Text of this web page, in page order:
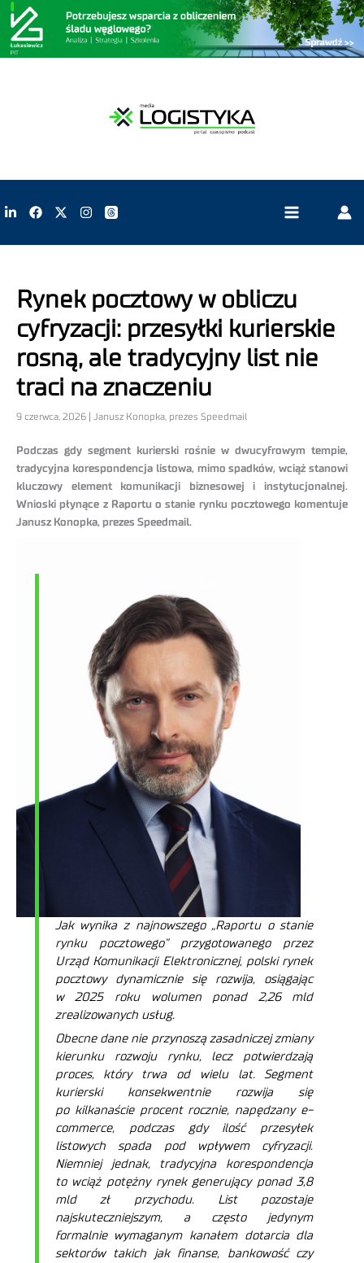
Rynek pocztowy w obliczu
cyfryzacji: przesyłki kurierskie
rosną, ale tradycyjny list nie
traci na znaczeniu
9 czerwca, 2026 | Janusz Konopka, prezes Speedmail
Podczas gdy segment kurierski rośnie w dwucyfrowym tempie,
tradycyjna korespondencja listowa, mimo spadków, wciąż stanowi
kluczowy element komunikacji biznesowej i instytucjonalnej.
Wnioski płynące z Raportu o stanie rynku pocztowego komentuje
Janusz Konopka, prezes Speedmail.
Jak wynika z najnowszego „Raportu o stanie
rynku pocztowego” przygotowanego przez
Urząd Komunikacji Elektronicznej, polski rynek
pocztowy dynamicznie się rozwija, osiągając
w 2025 roku wolumen ponad 2,26 mld
zrealizowanych usług.
Obecne dane nie przynoszą zasadniczej zmiany
kierunku rozwoju rynku, lecz potwierdzają
proces, który trwa od wielu lat. Segment
kurierski konsekwentnie rozwija się
po kilkanaście procent rocznie, napędzany e-
commerce, podczas gdy ilość przesyłek
listowych spada pod wpływem cyfryzacji.
Niemniej jednak, tradycyjna korespondencja
to wciąż potężny rynek generujący ponad 3,8
mld zł przychodu. List pozostaje
najskuteczniejszym, a często jedynym
formalnie wymaganym kanałem dotarcia dla
sektorów takich jak finanse, bankowość czy